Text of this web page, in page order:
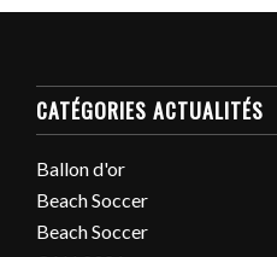
CATÉGORIES ACTUALITÉS
Ballon d'or
Beach Soccer
Beach Soccer